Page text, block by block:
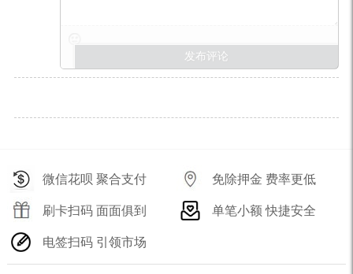
微信花呗 聚合支付 免除押金 费率更低
刷卡扫码 面面俱到 单笔小额 快捷安全
电签扫码 引领市场